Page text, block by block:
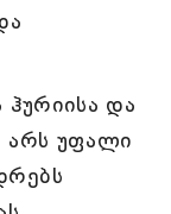
ჰურიისა და
არს უფალი